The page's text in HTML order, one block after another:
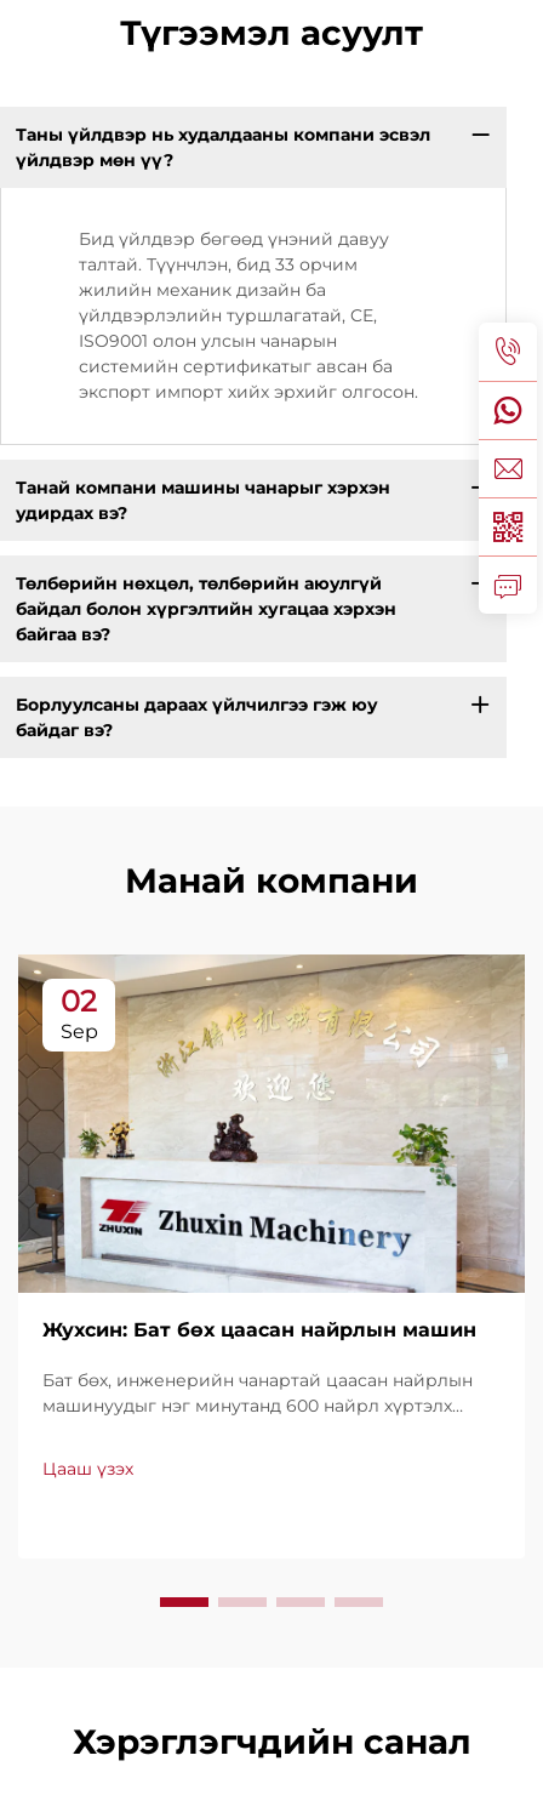
Түгээмэл асуулт
Таны үйлдвэр нь худалдааны компани эсвэл
үйлдвэр мөн үү?
Бид үйлдвэр бөгөөд үнэний давуу
талтай. Түүнчлэн, бид 33 орчим
жилийн механик дизайн ба
үйлдвэрлэлийн туршлагатай, CE,
ISO9001 олон улсын чанарын
системийн сертификатыг авсан ба
экспорт импорт хийх эрхийг олгосон.
Танай компани машины чанарыг хэрхэн
удирдах вэ?
Төлбөрийн нөхцөл, төлбөрийн аюулгүй
байдал болон хүргэлтийн хугацаа хэрхэн
байгаа вэ?
Борлуулсаны дараах үйлчилгээ гэж юу
байдаг вэ?
Манай компани
02
Sep
Жухсин: Бат бөх цаасан найрлын машин
Бат бөх, инженерийн чанартай цаасан найрлын
машинуудыг нэг минутанд 600 найрл хүртэлх
дэлхийн хэмжээнд итгэл үнэнчээр ашиглагддаг.
Цааш үзэх
Хэрэглэгчдийн санал